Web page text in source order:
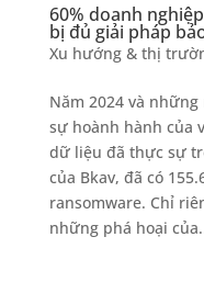
60% doanh
bị đủ giải pháp
Xu hướng & thị
Năm 2024 và
sự hoành hành của
dữ liệu đã thực sự
của Bkav, đã có
ransomware. Chỉ
những phá hoại